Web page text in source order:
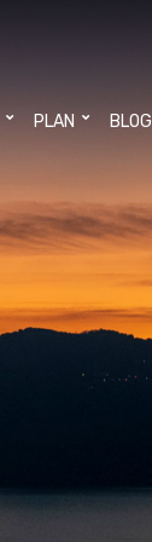
PLAN BLOG